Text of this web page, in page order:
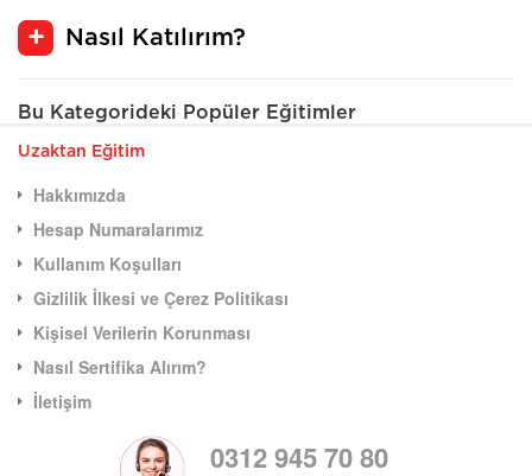
Nasıl Katılırım?
Bu Kategorideki Popüler Eğitimler
Uzaktan Eğitim
Hakkımızda
Hesap Numaralarımız
Kullanım Koşulları
Gizlilik İlkesi ve Çerez Politikası
Kişisel Verilerin Korunması
Nasıl Sertifika Alırım?
İletişim
0312 945 70 80